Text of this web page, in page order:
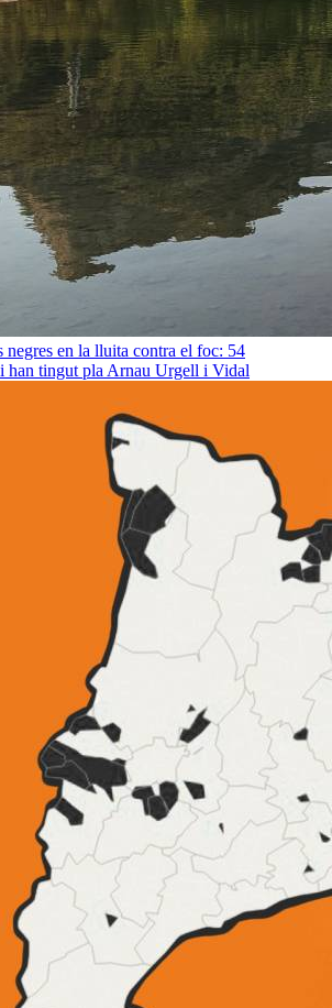
negres en la lluita contra el foc: 54
han tingut pla Arnau Urgell i Vidal